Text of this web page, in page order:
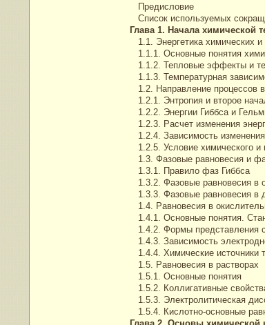
Предисловие
Список используемых
Глава 1. Начала химической
1.1. Энергетика химических
1.1.1. Основные понятия
1.1.2. Тепловые эффекты и
1.1.3. Температурная
1.2. Направление процессов
1.2.1. Энтропия и второе
1.2.2. Энергии Гиббса и
1.2.3. Расчет изменения
1.2.4. Зависимость
1.2.5. Условие химического и
1.3. Фазовые равновесия и
1.3.1. Правило фаз Гиббса
1.3.2. Фазовые равновесия в
1.3.3. Фазовые равновесия в
1.4. Равновесия в
1.4.1. Основные понятия.
1.4.2. Формы представления
1.4.3. Зависимость
1.4.4. Химические источники
1.5. Равновесия в растворах
1.5.1. Основные понятия
1.5.2. Коллигативные
1.5.3. Электролитическая
1.5.4. Кислотно-основные
Глава 2. Основы химической